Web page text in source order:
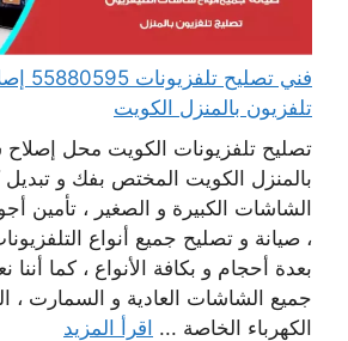
فني
تلفزيون بالمنزل الكويت
تصليح تلفزيونات الكويت محل
بالمنزل الكويت المختص بفك و تبديل
الشاشات الكبيرة و الصغير ، تأمين
، صيانة و تصليح جميع أنواع
بعدة أحجام و بكافة الأنواع ، كما
جميع الشاشات العادية و السمارت ،
الكهرباء الخاصة ... اقرأ المزيد